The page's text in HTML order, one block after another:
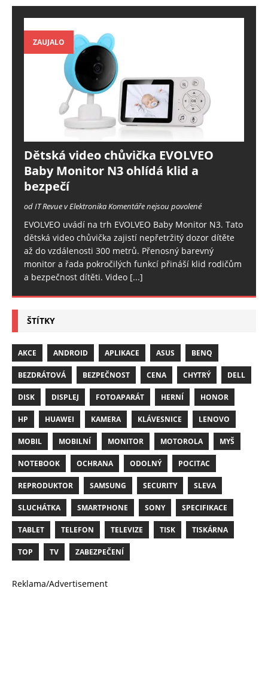
ZAUJALO
Dětská video chůvička EVOLVEO
Baby Monitor N3 ohlídá klid a
bezpečí
od IT Revue v ElektronikaKomentáře nejsou povolené
EVOLVEO uvádí na trh EVOLVEO Baby Monitor N3. Tato
dětská video chůvička zajistí nepřetržitý dozor dítěte
až do vzdálenosti 300 metrů. Přenosný barevný
monitor a řada pokročilých funkcí přináší klid rodičům
a bezpečnost dítěti. Video [...]
ŠTÍTKY
AKCE ANDROID APLIKACE ASUS BENQ
BEZDRÁTOVÁ BEZPEČNOST CENA CHYTRÝ DELL
DISK DISPLEJ FOTOAPARÁT HERNÍ HONOR
HP HUAWEI KAMERA KLÁVESNICE LENOVO
MOBIL MOBILNÍ MONITOR MOTOROLA MYŠ
NOTEBOOK OCHRANA ODOLNÝ POCITAC
REPRODUKTOR SAMSUNG SECURITY SLEVA
SLUCHÁTKA SMARTPHONE SONY SPECIFIKACE
TABLET TELEFON TELEVIZE TISK TISKÁRNA
TOP TV ZABEZPEČENÍ
Reklama/Advertisement